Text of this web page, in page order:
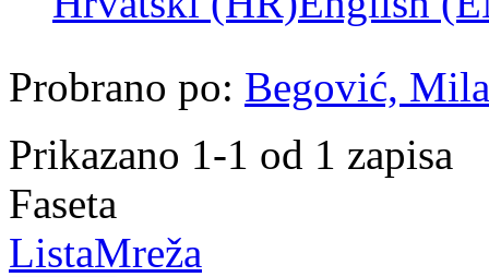
Probrano po: Begović,
Prikazano 1-1 od 1 zapisa
Faseta
ListaMreža